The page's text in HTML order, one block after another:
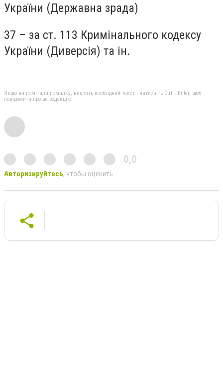
України (Державна зрада)
37 – за ст. 113 Кримінального кодексу
України (Диверсія) та ін.
Якщо ви помітили помилку, виділіть необхідний текст і натисніть Ctrl + Enter, щоб
повідомити про це редакцію
0,0
Авторизируйтесь, чтобы оценить